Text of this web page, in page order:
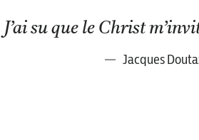
J’ai su que le Christ
Jacques